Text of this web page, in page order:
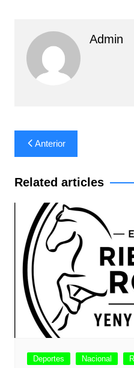
Admin
Navegación
de
entradas
Anterior
Related articles
Deportes Nacional